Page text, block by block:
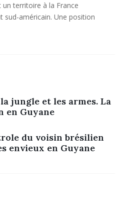
territoire à la France
sud-américain. Une position
la jungle et les armes. La
en Guyane
du voisin brésilien
envieux en Guyane